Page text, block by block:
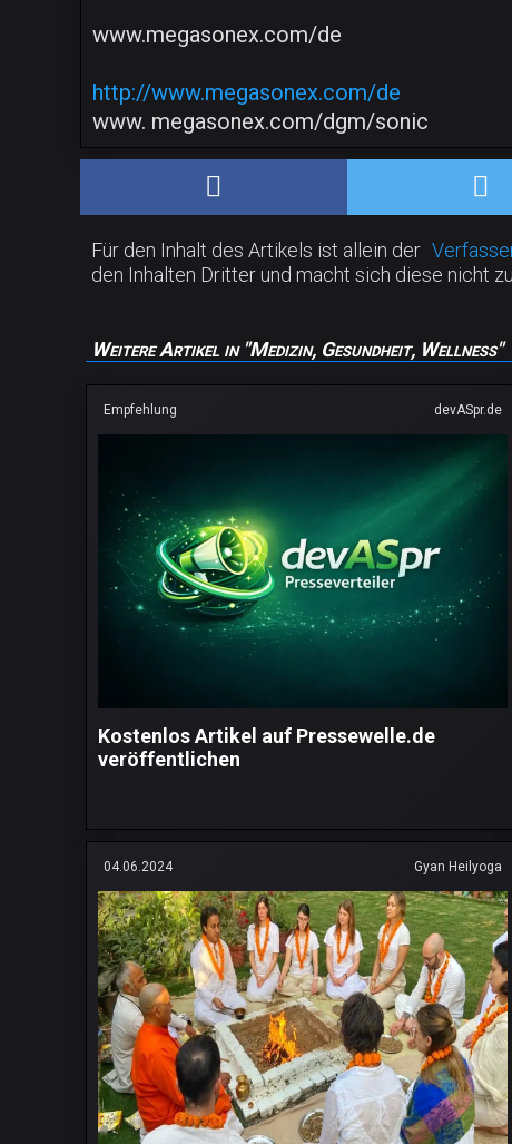
www.megasonex.com/de
http://www.megasonex.com/de
www. megasonex.com/dgm/sonic
Für den Inhalt des Artikels ist allein der
den Inhalten Dritter und macht sich diese nicht
Weitere Artikel in "Medizin, Gesundheit, Wellness"
Empfehlung devASpr.de
Kostenlos Artikel auf Pressewelle.de
veröffentlichen
04.06.2024 Gyan Heilyoga